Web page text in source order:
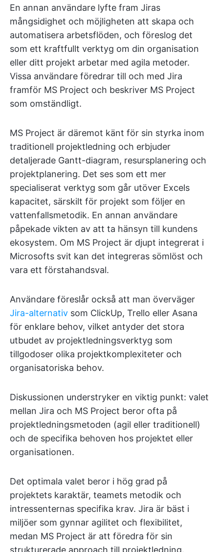
En annan användare lyfte fram Jiras
mångsidighet och möjligheten att skapa och
automatisera arbetsflöden, och föreslog det
som ett kraftfullt verktyg om din organisation
eller ditt projekt arbetar med agila metoder.
Vissa användare föredrar till och med Jira
framför MS Project och beskriver MS Project
som omständligt.
MS Project är däremot känt för sin styrka inom
traditionell projektledning och erbjuder
detaljerade Gantt-diagram, resursplanering och
projektplanering. Det ses som ett mer
specialiserat verktyg som går utöver Excels
kapacitet, särskilt för projekt som följer en
vattenfallsmetodik. En annan användare
påpekade vikten av att ta hänsyn till kundens
ekosystem. Om MS Project är djupt integrerat i
Microsofts svit kan det integreras sömlöst och
vara ett förstahandsval.
Användare föreslår också att man överväger
Jira-alternativ som ClickUp, Trello eller Asana
för enklare behov, vilket antyder det stora
utbudet av projektledningsverktyg som
tillgodoser olika projektkomplexiteter och
organisatoriska behov.
Diskussionen understryker en viktig punkt: valet
mellan Jira och MS Project beror ofta på
projektledningsmetoden (agil eller traditionell)
och de specifika behoven hos projektet eller
organisationen.
Det optimala valet beror i hög grad på
projektets karaktär, teamets metodik och
intressenternas specifika krav. Jira är bäst i
miljöer som gynnar agilitet och flexibilitet,
medan MS Project är att föredra för sin
strukturerade approach till projektledning.